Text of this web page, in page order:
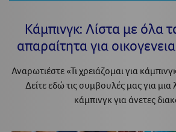
Κάμπινγκ: Λίστα με όλα
απαραίτητα για
Αναρωτιέστε «Τι χρειάζομαι για
Δείτε εδώ τις συμβουλές μας για μια
κάμπινγκ για άνετες